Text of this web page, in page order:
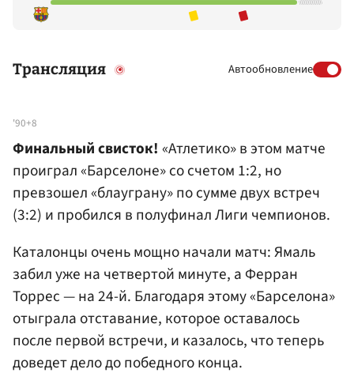
Трансляция Автообновление
'90+8
Финальный свисток! «Атлетико» в этом матче
проиграл «Барселоне» со счетом 1:2, но
превзошел «блауграну» по сумме двух встреч
(3:2) и пробился в полуфинал Лиги чемпионов.
Каталонцы очень мощно начали матч: Ямаль
забил уже на четвертой минуте, а Ферран
Торрес — на 24-й. Благодаря этому «Барселона»
отыграла отставание, которое оставалось
после первой встречи, и казалось, что теперь
доведет дело до победного конца.